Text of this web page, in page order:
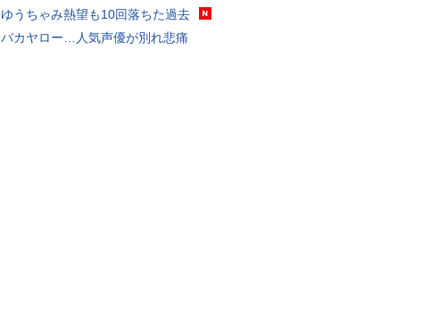
ゆうちゃみ熱望も10回落ちた過去
バカヤロー…人気声優が別れ悲痛